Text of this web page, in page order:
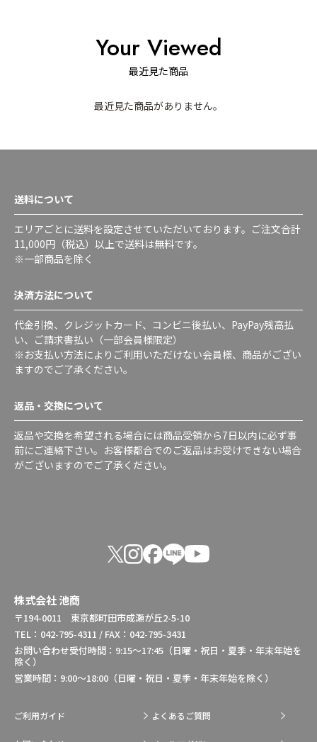
Your Viewed
最近見た商品
最近見た商品がありません。
送料について
エリアごとに送料を設定させていただいております。ご注文合計
11,000円（税込）以上で送料は無料です。
※一部商品を除く
決済方法について
代金引換、クレジットカード、コンビニ後払い、PayPay残高払
い、ご請求書払い（一部会員様限定）
※お支払い方法によりご利用いただけない会員様、商品がござい
ますのでご了承ください。
返品・交換について
返品や交換を希望される場合には商品受領から7日以内に必ず事
前にご連絡下さい。お客様都合でのご返品はお受けできない場合
がございますのでご了承ください。
株式会社 池商
〒194-0011 東京都町田市成瀬が丘2-5-10
TEL：042-795-4311 / FAX：042-795-3431
お問い合わせ受付時間：9:15～17:45（日曜・祝日・夏季・年末年始を
除く）
営業時間：9:00～18:00（日曜・祝日・夏季・年末年始を除く）
ご利用ガイド よくあるご質問